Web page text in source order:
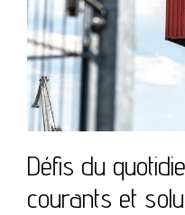
Défis du
courants et